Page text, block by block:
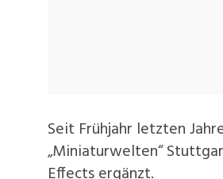
Seit Frühjahr letzten
„Miniaturwelten“
Effects ergänzt.